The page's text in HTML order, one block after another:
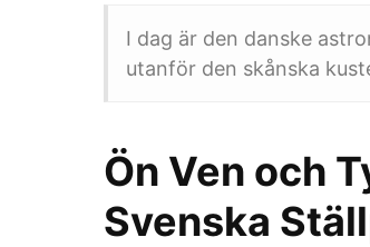
I dag är den danske
utanför den skånska
Ön Ven och
Svenska